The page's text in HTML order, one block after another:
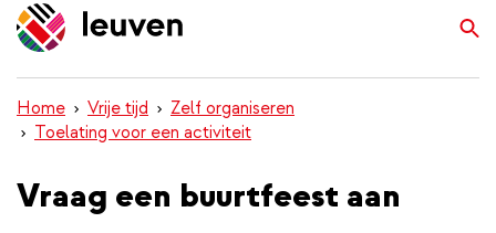
en
naar
inhoud
gaan
Home Vrije tijd
Zelf organiseren
Toelating voor een activiteit
Vraag een buurtfeest aan